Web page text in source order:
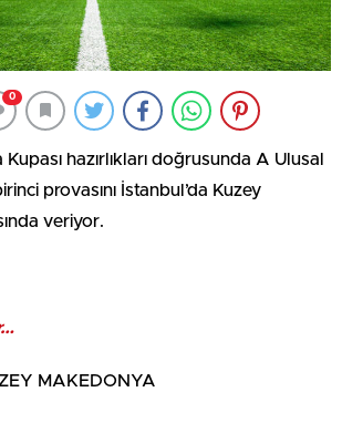
0
hazırlıkları doğrusunda A Ulusal
provasını İstanbul’da Kuzey
veriyor.
MAKEDONYA